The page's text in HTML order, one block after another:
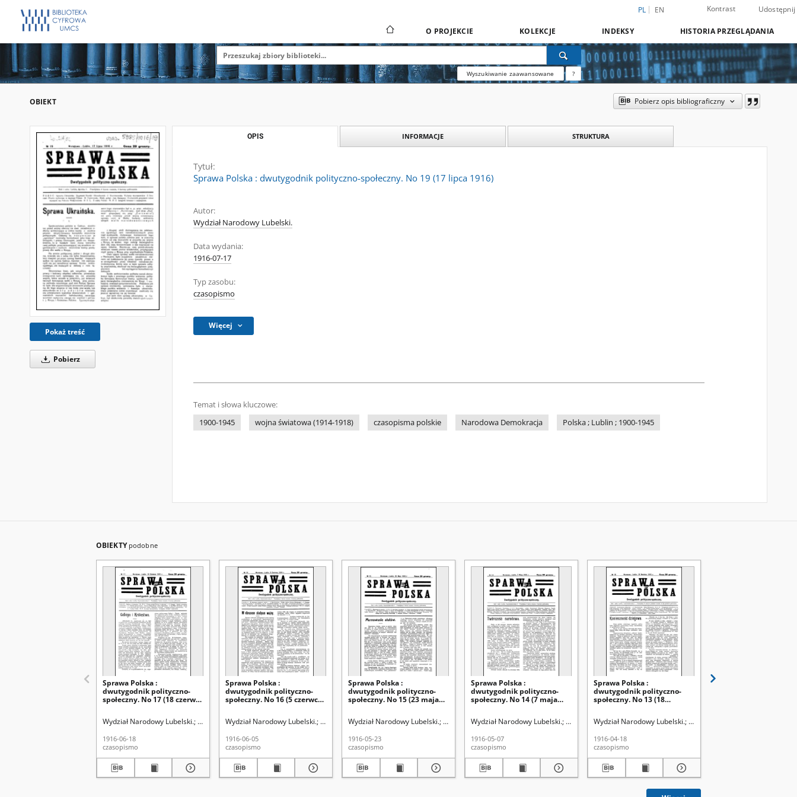
PL EN Kontrast Udostępnij
O PROJEKCIE KOLEKCJE INDEKSY HISTORIA PRZEGLĄDANIA
Wyszukiwanie zaawansowane ?
OBIEKT Pobierz opis bibliograficzny
Pokaż treść
Pobierz
OPIS INFORMACJE STRUKTURA
Tytuł:
Sprawa Polska : dwutygodnik polityczno-społeczny. No 19 (17 lipca 1916)
Autor:
Wydział Narodowy Lubelski.
Data wydania:
1916-07-17
Typ zasobu:
czasopismo
Więcej
Temat i słowa kluczowe:
1900-1945
wojna światowa (1914-1918) czasopisma polskie Narodowa Demokracja Polska ; Lublin ; 1900-1945
OBIEKTY podobne
Sprawa Polska :
dwutygodnik polityczno-
społeczny. No 17 (18 czerwca
Wydział Narodowy Lubelski. Mączewski Jerzy.
1916-06-18
czasopismo
Sprawa Polska :
dwutygodnik polityczno-
społeczny. No 16 (5 czerwca
Wydział Narodowy Lubelski. Mączewski Jerzy.
1916-06-05
czasopismo
Sprawa Polska :
dwutygodnik polityczno-
społeczny. No 15 (23 maja
Wydział Narodowy Lubelski. Marcinowska Jadwiga.
1916-05-23
czasopismo
Sprawa Polska :
dwutygodnik polityczno-
społeczny. No 14 (7 maja
Wydział Narodowy Lubelski. Marcinowska Jadwiga.
1916-05-07
czasopismo
Sprawa Polska :
dwutygodnik polityczno-
społeczny. No 13 (18
Wydział Narodowy Lubelski. Marcinowska Jadwiga.
1916-04-18
czasopismo